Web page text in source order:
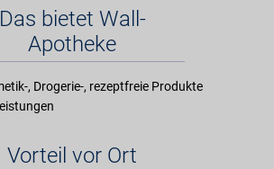
Das bietet Wall-
Apotheke
, Drogerie-, rezeptfreie Produkte
Vorteil vor Ort